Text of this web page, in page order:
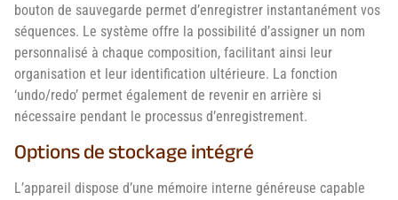
bouton de sauvegarde permet d’enregistrer instantanément vos
séquences. Le système offre la possibilité d’assigner un nom
personnalisé à chaque composition, facilitant ainsi leur
organisation et leur identification ultérieure. La fonction
‘undo/redo’ permet également de revenir en arrière si
nécessaire pendant le processus d’enregistrement.
Options de stockage intégré
L’appareil dispose d’une mémoire interne généreuse capable